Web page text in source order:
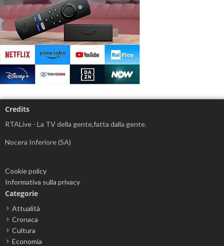
Credits
RTALive - La TV della gente,fatta dalla gente.
Nocera Inferiore (SA)
Cookie policy
Informativa sulla privacy
Categorie
Attualità
Cronaca
Cultura
Economia